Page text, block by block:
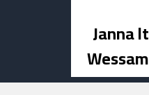
Janna